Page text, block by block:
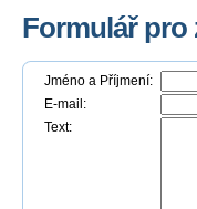
Formulář pro
Jméno a Příjmení:
E-mail:
Text: